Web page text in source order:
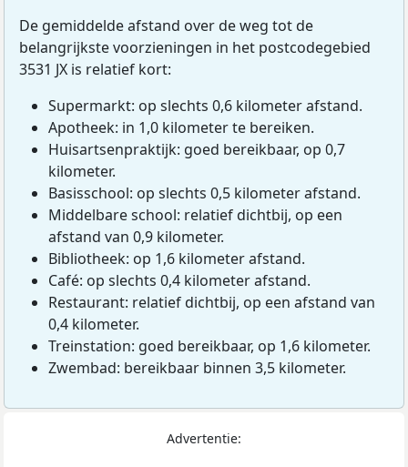
De gemiddelde afstand over de weg tot de
belangrijkste voorzieningen in het postcodegebied
3531 JX is relatief kort:
Supermarkt: op slechts 0,6 kilometer afstand.
Apotheek: in 1,0 kilometer te bereiken.
Huisartsenpraktijk: goed bereikbaar, op 0,7
kilometer.
Basisschool: op slechts 0,5 kilometer afstand.
Middelbare school: relatief dichtbij, op een
afstand van 0,9 kilometer.
Bibliotheek: op 1,6 kilometer afstand.
Café: op slechts 0,4 kilometer afstand.
Restaurant: relatief dichtbij, op een afstand van
0,4 kilometer.
Treinstation: goed bereikbaar, op 1,6 kilometer.
Zwembad: bereikbaar binnen 3,5 kilometer.
Advertentie: